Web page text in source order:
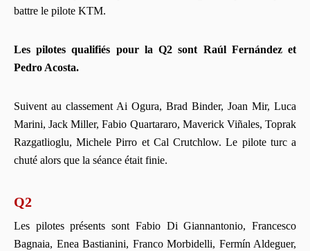
battre le pilote KTM.
Les pilotes qualifiés pour la Q2 sont Raúl Fernández et
Pedro Acosta.
Suivent au classement Ai Ogura, Brad Binder, Joan Mir, Luca
Marini, Jack Miller, Fabio Quartararo, Maverick Viñales, Toprak
Razgatlioglu, Michele Pirro et Cal Crutchlow. Le pilote turc a
chuté alors que la séance était finie.
Q2
Les pilotes présents sont Fabio Di Giannantonio, Francesco
Bagnaia, Enea Bastianini, Franco Morbidelli, Fermín Aldeguer,